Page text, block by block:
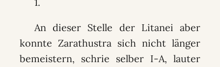
An dieser Stelle der Litanei aber
konnte Zarathustra sich nicht länger
bemeistern, schrie selber I-A, lauter